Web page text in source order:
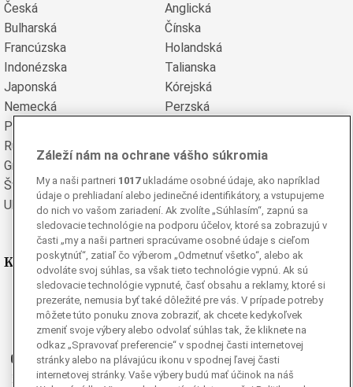
Česká
Anglická
Bulharská
Čínska
Francúzska
Holandská
Indonézska
Talianska
Japonská
Kórejská
Nemecká
Perzská
Poľská
Rumunská
Grécka
Švédska
Turecká
Ukrajinská
Vietnamská
Kde nás nájdete
Facebook
Instagram
Ganjing
Youtube
Twitter
Záleží nám na ochrane vášho súkromia
My a naši partneri 1017ukladáme osobné údaje, ako napríklad
údaje o prehliadaní alebo jedinečné identifikátory, a vstupujeme
do nich vo vašom zariadení. Ak zvolíte „Súhlasím“, zapnú sa
sledovacie technológie na podporu účelov, ktoré sa zobrazujú v
časti „my a naši partneri spracúvame osobné údaje s cieľom
poskytnúť“, zatiaľ čo výberom „Odmetnuť všetko“, alebo ak
odvoláte svoj súhlas, sa však tieto technológie vypnú. Ak sú
sledovacie technológie vypnuté, časť obsahu a reklamy, ktoré si
prezeráte, nemusia byť také dôležité pre vás. V prípade potreby
môžete túto ponuku znova zobraziť, ak chcete kedykoľvek
zmeniť svoje výbery alebo odvolať súhlas tak, že kliknete na
odkaz „Spravovať preferencie“ v spodnej časti internetovej
stránky alebo na plávajúcu ikonu v spodnej ľavej časti
internetovej stránky. Vaše výbery budú mať účinok na náš